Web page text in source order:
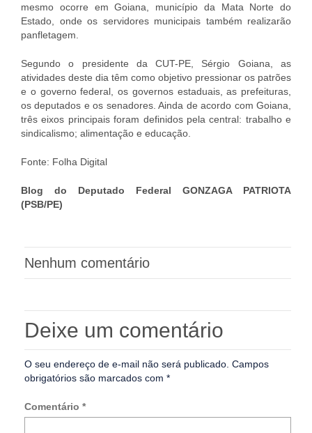
mesmo ocorre em Goiana, município da Mata Norte do
Estado, onde os servidores municipais também realizarão
panfletagem.
Segundo o presidente da CUT-PE, Sérgio Goiana, as
atividades deste dia têm como objetivo pressionar os patrões
e o governo federal, os governos estaduais, as prefeituras,
os deputados e os senadores. Ainda de acordo com Goiana,
três eixos principais foram definidos pela central: trabalho e
sindicalismo; alimentação e educação.
Fonte: Folha Digital
Blog do Deputado Federal GONZAGA PATRIOTA
(PSB/PE)
Nenhum comentário
Deixe um comentário
O seu endereço de e-mail não será publicado. Campos
obrigatórios são marcados com *
Comentário *